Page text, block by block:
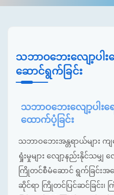
သဘာဝဘေးလျော့ပါးရ
ဆောင်ရွက်ခြင်း
သဘာဝဘေးလျော့ပါး
ထောက်ပံ့ခြင်း
သဘာဝဘေးအန္တရာယ်များ
ရှုံးမှုများ လျော့နည်းနိုင်သမျှ
ကြိုတင်စီမံဆောင် ရွက်ခြင်းအန
ဆိုင်ရာ ကြိုတင်ပြင်ဆင်ခြင်း၊